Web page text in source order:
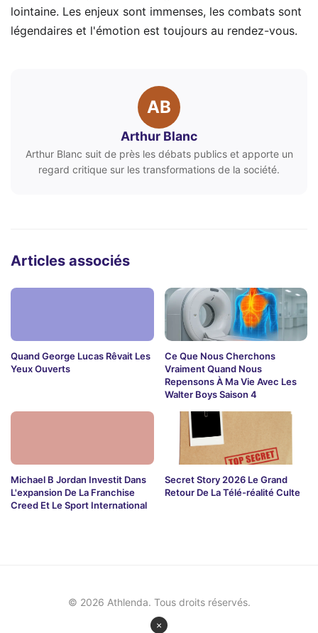
lointaine. Les enjeux sont immenses, les combats sont
légendaires et l'émotion est toujours au rendez-vous.
AB
Arthur Blanc
Arthur Blanc suit de près les débats publics et apporte un
regard critique sur les transformations de la société.
Articles associés
Quand George Lucas Rêvait Les
Yeux Ouverts
Ce Que Nous Cherchons
Vraiment Quand Nous
Repensons À Ma Vie Avec Les
Walter Boys Saison 4
Michael B Jordan Investit Dans
L'expansion De La Franchise
Creed Et Le Sport International
Secret Story 2026 Le Grand
Retour De La Télé-réalité Culte
×
© 2026 Athlenda. Tous droits réservés.